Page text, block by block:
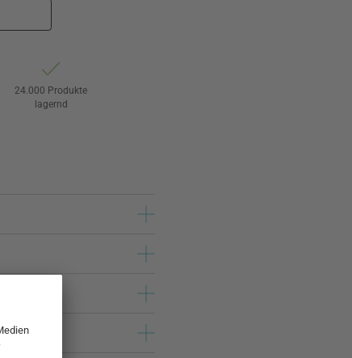
24.000 Produkte
lagernd